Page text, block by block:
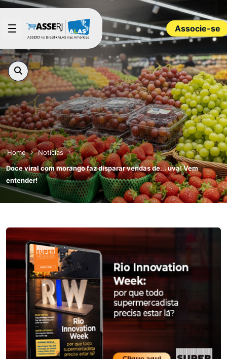
Pular para o Conteúdo principal
Associe-se
Home
Notícias
Doce viral com morango faz disparar vendas de... uva! Vem
entender!